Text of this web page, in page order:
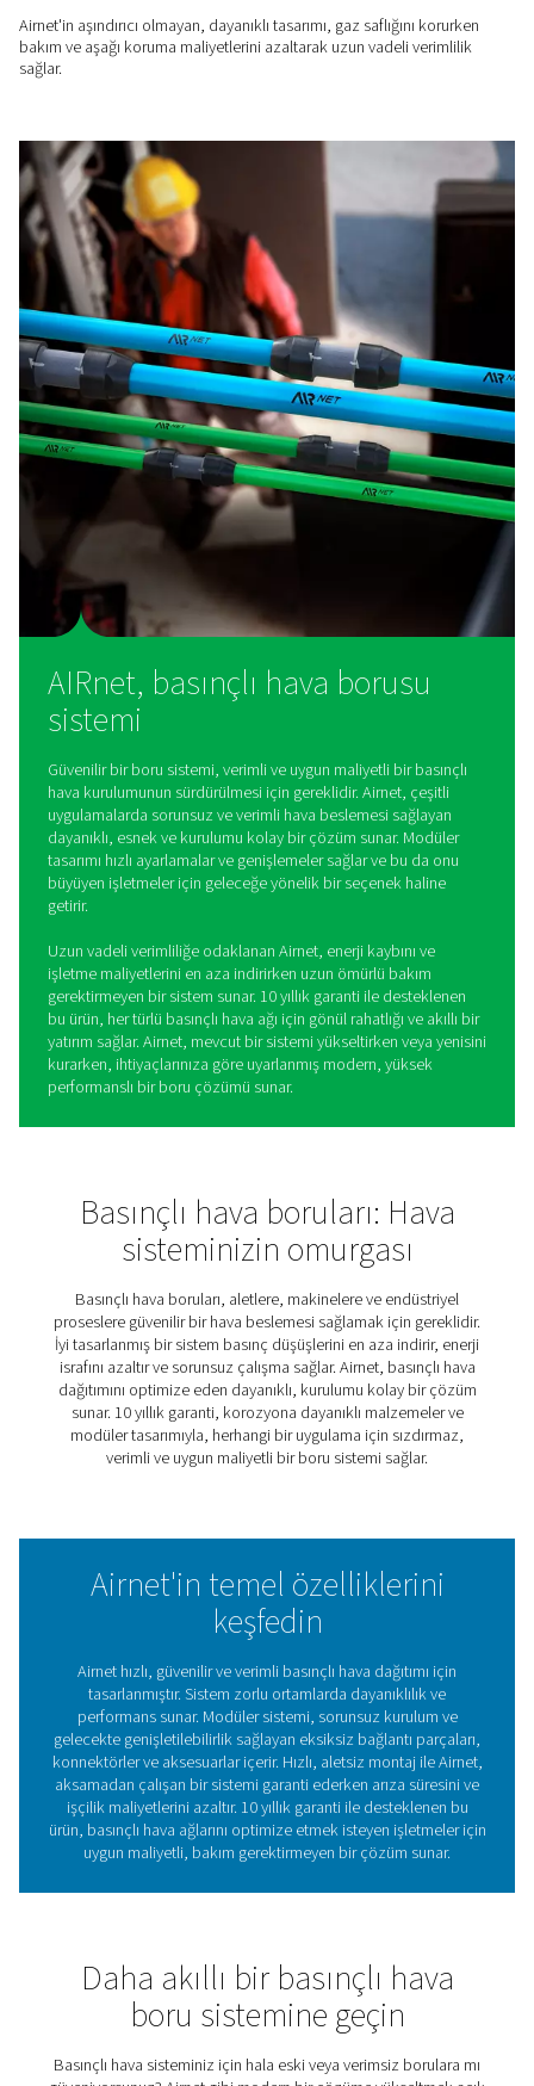
UZUN SÜRELI TASARRUF
Optimum basıncı koruyun
1 bar basınç düşüşü enerji tüketimini %7 artırabilir. Airnet’in
ürünü alüminyum boru sistemi, optimum boyutlandırma ve
kurulum için tasarlanmıştır ve yüksek performanslı
basınç sağlar.
AZ BAKIM GEREKSINIMI
Sürekli hava kalitesi
Airnet'in aşındırıcı olmayan, dayanıklı tasarımı, gaz
bakım ve aşağı koruma maliyetlerini azaltarak uzun vadeli
sağlar.
AIRnet, basınçlı hava
sistemi
Güvenilir bir boru sistemi, verimli ve uygun maliyetli bir
hava kurulumunun sürdürülmesi için gereklidir. Airnet,
uygulamalarda sorunsuz ve verimli hava beslemesi
dayanıklı, esnek ve kurulumu kolay bir çözüm sunar.
getirir.
Uzun vadeli verimliliğe odaklanan Airnet, enerji kaybını
işletme maliyetlerini en aza indirirken uzun ömürlü
gerektirmeyen bir sistem sunar. 10 yıllık garanti ile
bu ürün, her türlü basınçlı hava ağı için gönül rahatlığı ve
yatırım sağlar. Airnet, mevcut bir sistemi yükseltirken
kurarken, ihtiyaçlarınıza göre uyarlanmış modern,
performanslı bir boru çözümü sunar.
sisteminizin omurgası
Basınçlı hava boruları, aletlere, makinelere ve
proseslere güvenilir bir hava beslemesi sağlamak için